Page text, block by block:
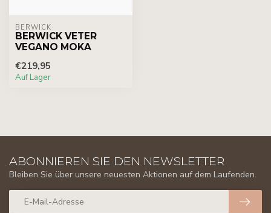
BERWICK
BERWICK VETER
VEGANO MOKA
€219,95
Auf Lager
ABONNIEREN SIE DEN NEWSLETTER
Bleiben Sie über unsere neuesten Aktionen auf dem Laufenden.